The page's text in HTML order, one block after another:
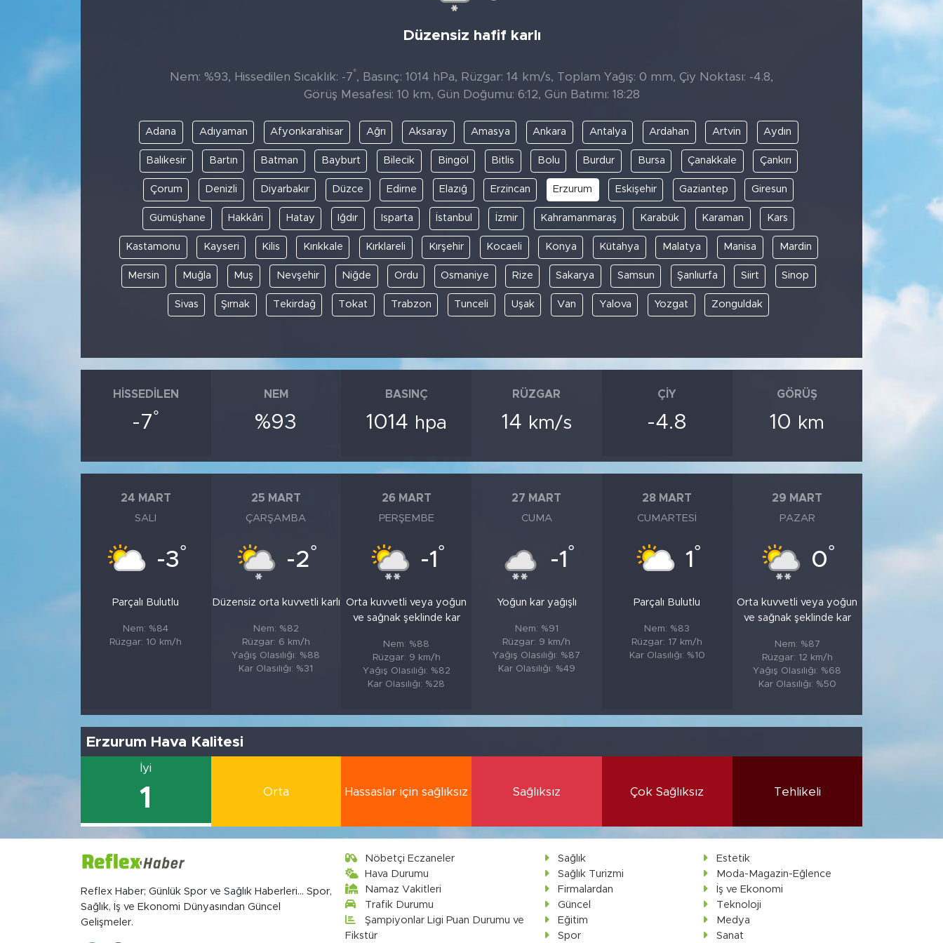
Düzensiz hafif karlı
Nem: %93, Hissedilen Sıcaklık: -7°, Basınç: 1014 hPa, Rüzgar: 14 km/s, Toplam Yağış: 0 mm, Çiy Noktası: -4.8,
Görüş Mesafesi: 10 km, Gün Doğumu: 6:12, Gün Batımı: 18:28
Adana Adıyaman Afyonkarahisar Ağrı Aksaray Amasya Ankara Antalya Ardahan Artvin Aydın
Balıkesir Bartın Batman Bayburt Bilecik Bingöl Bitlis Bolu Burdur Bursa Çanakkale Çankırı
Çorum Denizli Diyarbakır Düzce Edirne Elazığ Erzincan Erzurum Eskişehir Gaziantep Giresun
Gümüşhane Hakkâri Hatay Iğdır Isparta İstanbul İzmir Kahramanmaraş Karabük Karaman Kars
Kastamonu Kayseri Kilis Kırıkkale Kırklareli Kırşehir Kocaeli Konya Kütahya Malatya Manisa Mardin
Mersin Muğla Muş Nevşehir Niğde Ordu Osmaniye Rize Sakarya Samsun Şanlıurfa Siirt Sinop
Sivas Şırnak Tekirdağ Tokat Trabzon Tunceli Uşak Van Yalova Yozgat Zonguldak
HISSEDILEN
-7°
NEM
%93
BASINÇ
1014 hpa
RÜZGAR
14 km/s
ÇIY
-4.8
GÖRÜŞ
10 km
24 MART
SALI
-3°
Parçalı Bulutlu
Nem: %84
Rüzgar: 10 km/h
25 MART
ÇARŞAMBA
-2°
Düzensiz orta kuvvetli karlı
Nem: %82
Rüzgar: 6 km/h
Yağış Olasılığı: %88
Kar Olasılığı: %31
26 MART
PERŞEMBE
-1 °
Orta kuvvetli veya yoğun
ve sağnak şeklinde kar
Nem: %88
Rüzgar: 9 km/h
Yağış Olasılığı: %82
Kar Olasılığı: %28
27 MART
CUMA
-1 °
Yoğun kar yağışlı
Nem: %91
Rüzgar: 9 km/h
Yağış Olasılığı: %87
Kar Olasılığı: %49
28 MART
CUMARTESI
1 °
Parçalı Bulutlu
Nem: %83
Rüzgar: 17 km/h
Kar Olasılığı: %10
29 MART
PAZAR
0°
Orta kuvvetli veya yoğun
ve sağnak şeklinde kar
Nem: %87
Rüzgar: 12 km/h
Yağış Olasılığı: %68
Kar Olasılığı: %50
Erzurum Hava Kalitesi
İyi
1 Orta Hassaslar için sağlıksız Sağlıksız Çok Sağlıksız Tehlikeli
Reflex Haber; Günlük Spor ve Sağlık Haberleri... Spor,
Sağlık, İş ve Ekonomi Dünyasından Güncel
Gelişmeler.
Nöbetçi Eczaneler
Hava Durumu
Namaz Vakitleri
Trafik Durumu
Şampiyonlar Ligi Puan Durumu ve
Fikstür
Sağlık
Estetik
Sağlık Turizmi
Moda-Magazin-Eğlence
Firmalardan
İş ve Ekonomi
Güncel
Teknoloji
Eğitim
Medya
Spor
Sanat